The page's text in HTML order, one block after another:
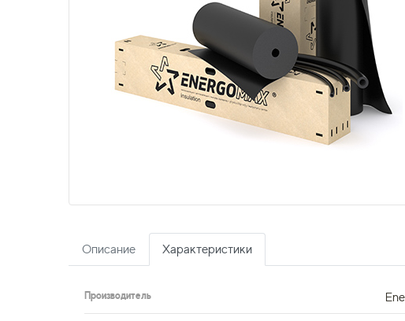
Описание Характеристики
Производитель